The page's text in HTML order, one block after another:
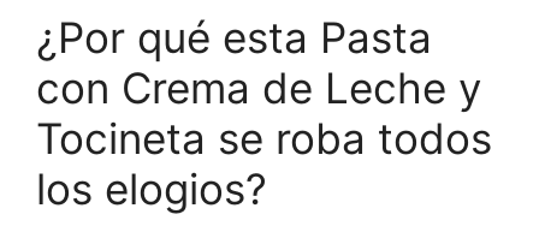
¿Por qué esta Pasta
con Crema de Leche y
Tocineta se roba todos
los elogios?